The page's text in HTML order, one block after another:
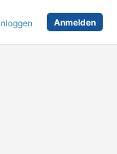
Anmelden